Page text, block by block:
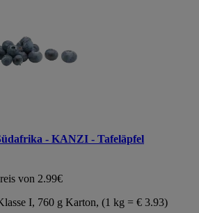
- KANZI - Tafeläpfel
von 2.99€
I, 760 g Karton, (1 kg = € 3.93)